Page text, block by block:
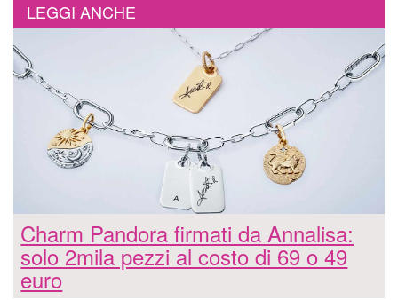
LEGGI ANCHE
Charm Pandora firmati da Annalisa:
solo 2mila pezzi al costo di 69 o 49
euro